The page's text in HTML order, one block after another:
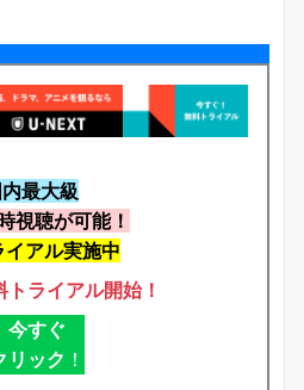
最大級
視聴が可能！
アル実施中
ライアル開始！
今すぐ
リック ！